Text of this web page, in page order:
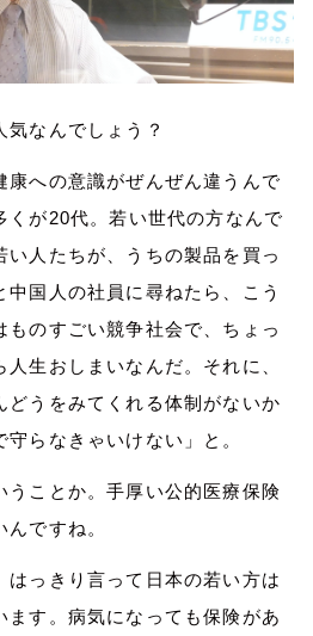
なんでしょう？
康への意識がぜんぜん違うんで
くが20代。若い世代の方なんで
い人たちが、うちの製品を買っ
中国人の社員に 尋ねたら、こう
ものすごい競争社会で、ちょっ
生おしまいなんだ。それに、
うをみてくれる体制 がないか
らなきゃいけない」と。
うこと か。手厚い公的医療保険
んですね。
はっきり言って日本の若い方は
す。 病気になっても保険があ